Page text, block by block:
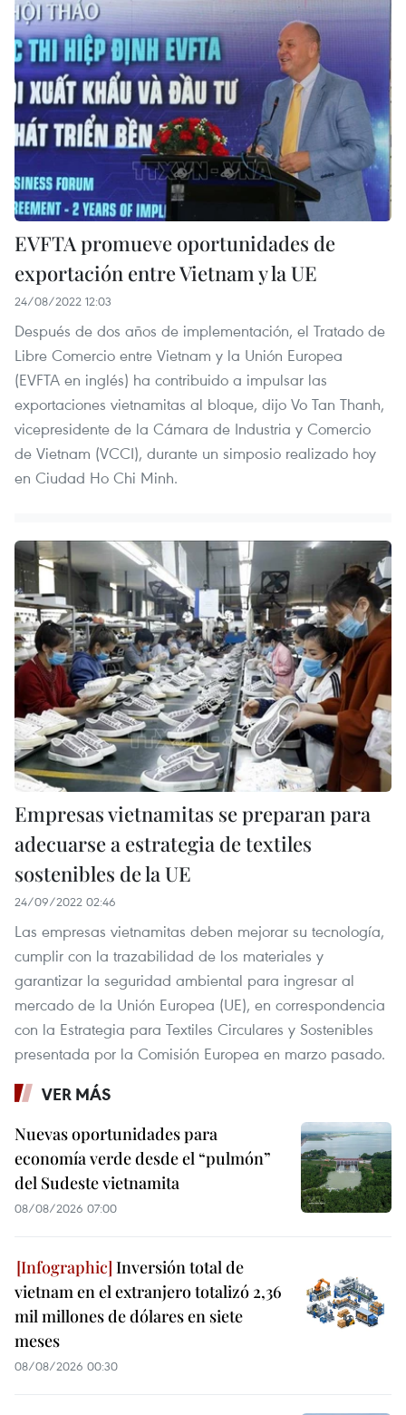
EVFTA promueve oportunidades de
exportación entre Vietnam y la UE
24/08/2022 12:03
Después de dos años de implementación, el Tratado de
Libre Comercio entre Vietnam y la Unión Europea
(EVFTA en inglés) ha contribuido a impulsar las
exportaciones vietnamitas al bloque, dijo Vo Tan Thanh,
vicepresidente de la Cámara de Industria y Comercio
de Vietnam (VCCI), durante un simposio realizado hoy
en Ciudad Ho Chi Minh.
Empresas vietnamitas se preparan para
adecuarse a estrategia de textiles
sostenibles de la UE
24/09/2022 02:46
Las empresas vietnamitas deben mejorar su tecnología,
cumplir con la trazabilidad de los materiales y
garantizar la seguridad ambiental para ingresar al
mercado de la Unión Europea (UE), en correspondencia
con la Estrategia para Textiles Circulares y Sostenibles
presentada por la Comisión Europea en marzo pasado.
VER MÁS
Nuevas oportunidades para
economía verde desde el “pulmón”
del Sudeste vietnamita
08/08/2026 07:00
Inversión total de
vietnam en el extranjero totalizó 2,36
mil millones de dólares en siete
meses
08/08/2026 00:30